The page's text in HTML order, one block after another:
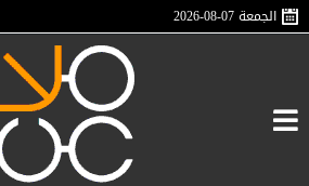
الجمعة2026-08-07